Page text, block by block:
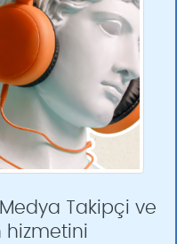
Takipçi ve
hizmetini